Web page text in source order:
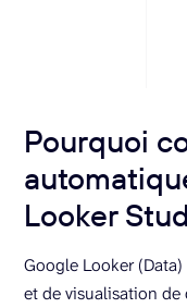
Pourquoi
Looker
Google Looker
et de visualisation